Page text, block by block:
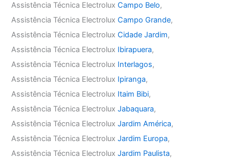
Assistência Técnica ElectroluxCampo Belo,
Assistência Técnica ElectroluxCampo Grande,
Assistência Técnica ElectroluxCidade Jardim,
Assistência Técnica Electrolux Ibirapuera,
Assistência Técnica Electrolux Interlagos,
Assistência Técnica Electrolux Ipiranga,
Assistência Técnica Electrolux Itaim Bibi,
Assistência Técnica ElectroluxJabaquara,
Assistência Técnica ElectroluxJardim América,
Assistência Técnica ElectroluxJardim Europa,
Assistência Técnica ElectroluxJardim Paulista,